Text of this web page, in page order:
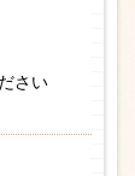
さい